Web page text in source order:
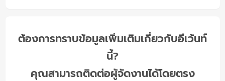
ต้องการทราบข้อมูลเพิ่มเติมเกี่ยวกับอีเว้นท์
นี้?
คุณสามารถติดต่อผู้จัดงานได้โดยตรง